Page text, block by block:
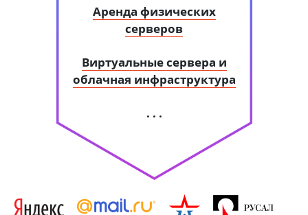
Аренда физических
серверов
Виртуальные сервера и
облачная инфраструктура
. . .